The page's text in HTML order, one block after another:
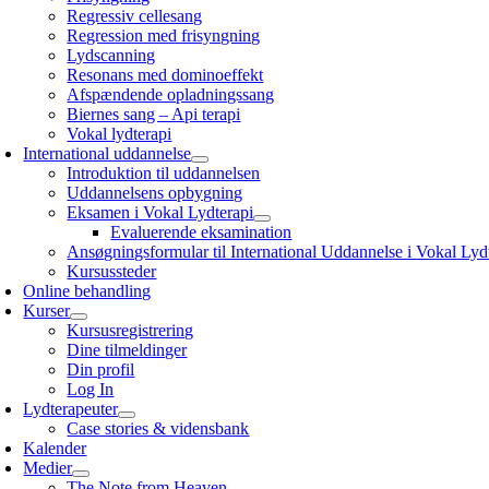
Regressiv cellesang
Regression med frisyngning
Lydscanning
Resonans med dominoeffekt
Afspændende opladningssang
Biernes sang – Api terapi
Vokal lydterapi
International uddannelse
Introduktion til uddannelsen
Uddannelsens opbygning
Eksamen i Vokal Lydterapi
Evaluerende eksamination
Ansøgningsformular til International Uddannelse i Vokal
Kursussteder
Online behandling
Kurser
Kursusregistrering
Dine tilmeldinger
Din profil
Log In
Lydterapeuter
Case stories & vidensbank
Kalender
Medier